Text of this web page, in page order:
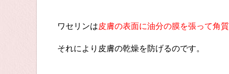
ワセリンは皮膚の表面に油分の膜を張って角
それにより皮膚の乾燥を防げるのです。